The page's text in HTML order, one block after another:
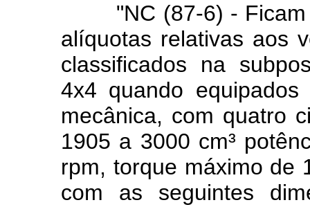
"NC (87-6) - Ficam
alíquotas relativas aos
classificados na
4x4 quando
mecânica, com quatro
1905 a 3000 cm³
rpm, torque máximo de
com as seguintes